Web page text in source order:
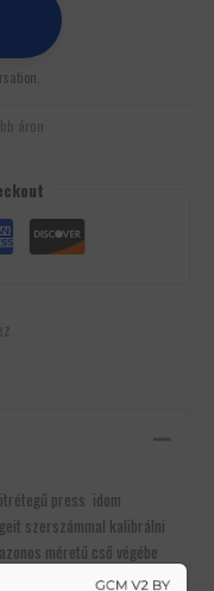
áron
press idom
szerszámmal kalibrálni
méretű cső végébe